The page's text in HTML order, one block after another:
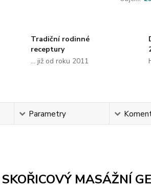
Tradiční rodinné
receptury
... již od roku 2011
Parametry
SKOŘICOVÝ MASÁŽNÍ